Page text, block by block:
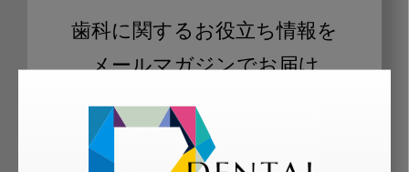
歯科に関するお役立ち情報を
メールマガジンでお届け
ご登録いただいた職種（歯科医師、歯